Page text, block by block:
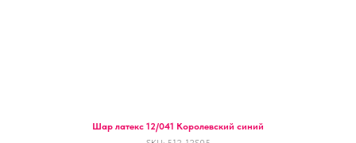
Шар латекс 12/041 Королевский синий